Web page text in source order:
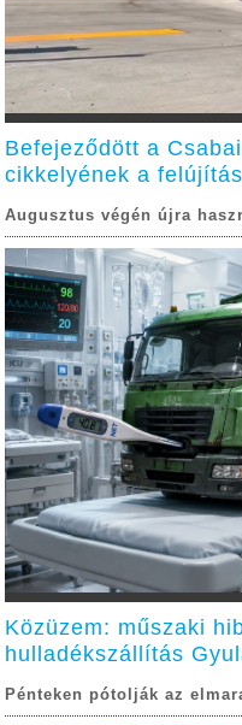
Befejeződött a
cikkelyének a
Augusztus végén újra
Közüzem: műszaki
hulladékszállítás
Pénteken pótolják az